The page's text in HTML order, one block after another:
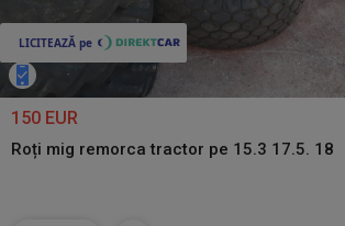
150 EUR
Roți mig remorca tractor pe 15.3 17.5. 18